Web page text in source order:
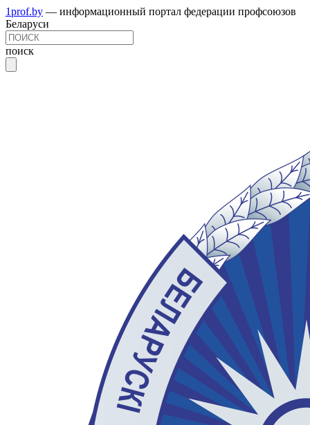
1prof.by — информационный портал федерации профсоюзов
Беларуси
поиск